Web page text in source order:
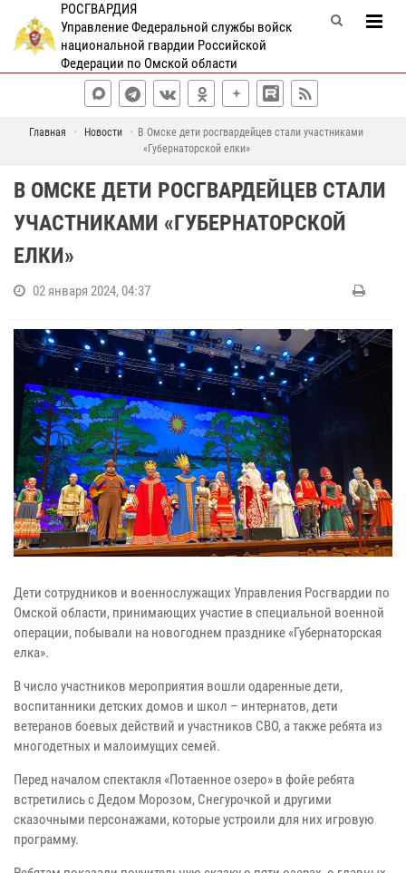
РОСГВАРДИЯ
Управление Федеральной службы войск
национальной гвардии Российской
Федерации по Омской области
Главная Новости
В Омске дети росгвардейцев стали участниками
«Губернаторской елки»
В ОМСКЕ ДЕТИ РОСГВАРДЕЙЦЕВ СТАЛИ
УЧАСТНИКАМИ «ГУБЕРНАТОРСКОЙ
ЕЛКИ»
02 января 2024, 04:37
Дети сотрудников и военнослужащих Управления Росгвардии по
Омской области, принимающих участие в специальной военной
операции, побывали на новогоднем празднике «Губернаторская
елка».
В число участников мероприятия вошли одаренные дети,
воспитанники детских домов и школ – интернатов, дети
ветеранов боевых действий и участников СВО, а также ребята из
многодетных и малоимущих семей.
Перед началом спектакля «Потаенное озеро» в фойе ребята
встретились с Дедом Морозом, Снегурочкой и другими
сказочными персонажами, которые устроили для них игровую
программу.